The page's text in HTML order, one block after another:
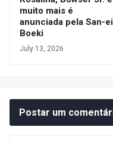
muito mais é
anunciada pela San-ei
Boeki
July 13, 2026
Postar um